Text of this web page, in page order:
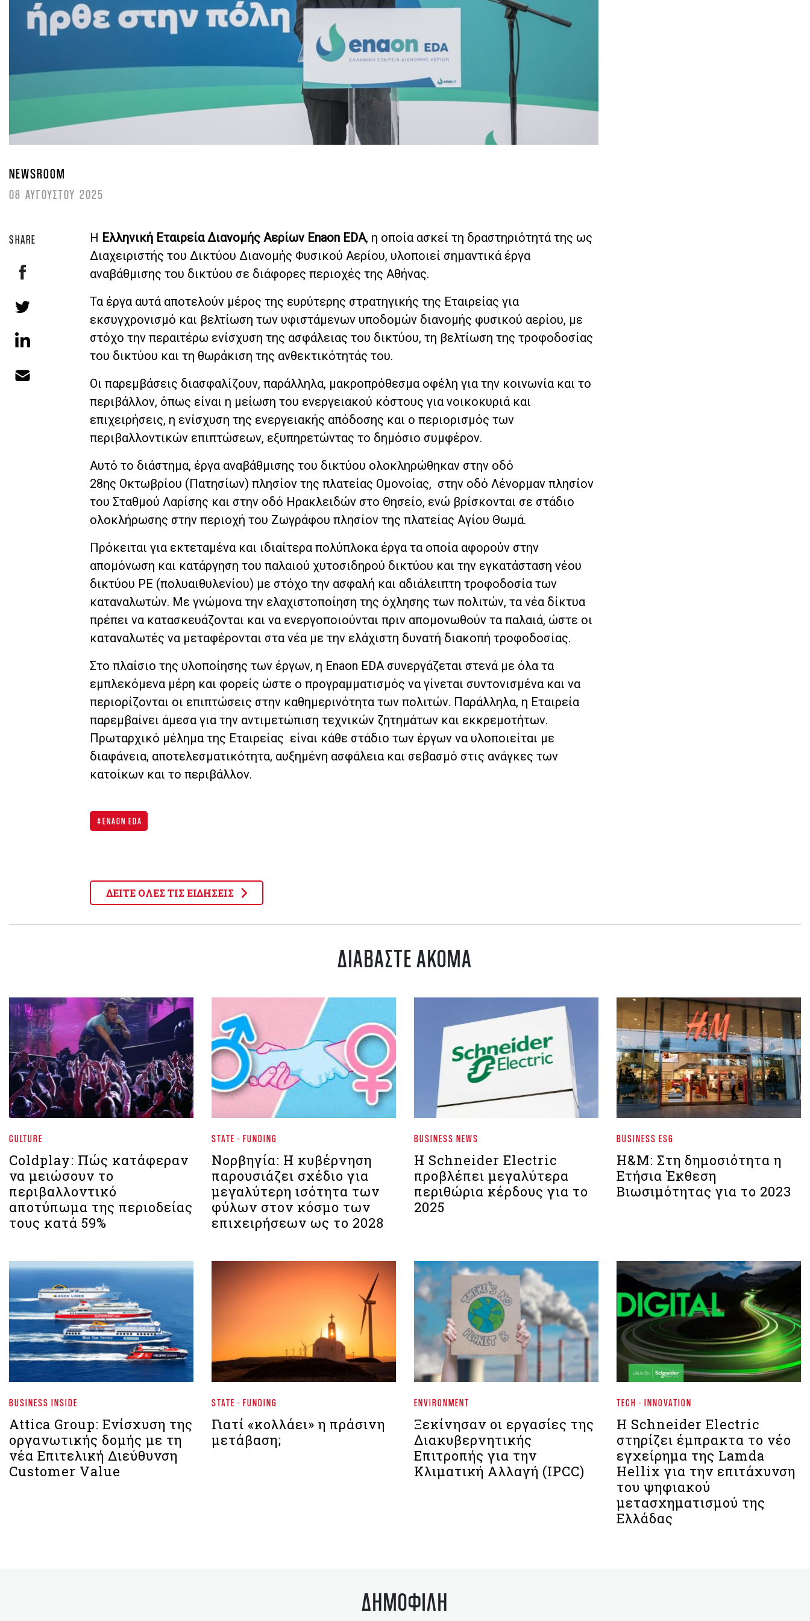
NEWSROOM
08 ΑΥΓΟΥΣΤΟΥ 2025
SHARE Η Ελληνική Εταιρεία Διανομής Αερίων Enaon EDA, η οποία ασκεί τη δραστηριότητά της ως
Διαχειριστής του Δικτύου Διανομής Φυσικού Αερίου, υλοποιεί σημαντικά έργα
αναβάθμισης του δικτύου σε διάφορες περιοχές της Αθήνας.
Τα έργα αυτά αποτελούν μέρος της ευρύτερης στρατηγικής της Εταιρείας για
εκσυγχρονισμό και βελτίωση των υφιστάμενων υποδομών διανομής φυσικού αερίου, με
στόχο την περαιτέρω ενίσχυση της ασφάλειας του δικτύου, τη βελτίωση της τροφοδοσίας
του δικτύου και τη θωράκιση της ανθεκτικότητάς του.
Οι παρεμβάσεις διασφαλίζουν, παράλληλα, μακροπρόθεσμα οφέλη για την κοινωνία και το
περιβάλλον, όπως είναι η μείωση του ενεργειακού κόστους για νοικοκυριά και
επιχειρήσεις, η ενίσχυση της ενεργειακής απόδοσης και ο περιορισμός των
περιβαλλοντικών επιπτώσεων, εξυπηρετώντας το δημόσιο συμφέρον.
Αυτό το διάστημα, έργα αναβάθμισης του δικτύου ολοκληρώθηκαν στην οδό
28ης Οκτωβρίου (Πατησίων) πλησίον της πλατείας Ομονοίας, στην οδό Λένορμαν πλησίον
του Σταθμού Λαρίσης και στην οδό Ηρακλειδών στο Θησείο, ενώ βρίσκονται σε στάδιο
ολοκλήρωσης στην περιοχή του Ζωγράφου πλησίον της πλατείας Αγίου Θωμά.
Πρόκειται για εκτεταμένα και ιδιαίτερα πολύπλοκα έργα τα οποία αφορούν στην
απομόνωση και κατάργηση του παλαιού χυτοσιδηρού δικτύου και την εγκατάσταση νέου
δικτύου PE (πολυαιθυλενίου) με στόχο την ασφαλή και αδιάλειπτη τροφοδοσία των
καταναλωτών. Με γνώμονα την ελαχιστοποίηση της όχλησης των πολιτών, τα νέα δίκτυα
πρέπει να κατασκευάζονται και να ενεργοποιούνται πριν απομονωθούν τα παλαιά, ώστε οι
καταναλωτές να μεταφέρονται στα νέα με την ελάχιστη δυνατή διακοπή τροφοδοσίας.
Στο πλαίσιο της υλοποίησης των έργων, η Enaon EDA συνεργάζεται στενά με όλα τα
εμπλεκόμενα μέρη και φορείς ώστε ο προγραμματισμός να γίνεται συντονισμένα και να
περιορίζονται οι επιπτώσεις στην καθημερινότητα των πολιτών. Παράλληλα, η Εταιρεία
παρεμβαίνει άμεσα για την αντιμετώπιση τεχνικών ζητημάτων και εκκρεμοτήτων.
Πρωταρχικό μέλημα της Εταιρείας είναι κάθε στάδιο των έργων να υλοποιείται με
διαφάνεια, αποτελεσματικότητα, αυξημένη ασφάλεια και σεβασμό στις ανάγκες των
κατοίκων και το περιβάλλον.
ENAON EDA
ΔΕΙΤΕ ΟΛΕΣ ΤΙΣ ΕΙΔΗΣΕΙΣ
ΔΙΑΒΑΣΤΕ ΑΚΟΜΑ
CULTURE
Coldplay: Πώς κατάφεραν
να μειώσουν το
περιβαλλοντικό
αποτύπωμα της περιοδείας
τους κατά 59%
STATE - FUNDING
Νορβηγία: Η κυβέρνηση
παρουσιάζει σχέδιο για
μεγαλύτερη ισότητα των
φύλων στον κόσμο των
επιχειρήσεων ως το 2028
BUSINESS NEWS
Η Schneider Electric
προβλέπει μεγαλύτερα
περιθώρια κέρδους για το
2025
BUSINESS ESG
H&M: Στη δημοσιότητα η
Ετήσια Έκθεση
Βιωσιμότητας για το 2023
BUSINESS INSIDE
Attica Group: Ενίσχυση της
οργανωτικής δομής με τη
νέα Επιτελική Διεύθυνση
Customer Value
STATE - FUNDING
Γιατί «κολλάει» η πράσινη
μετάβαση;
ENVIRONMENT
Ξεκίνησαν οι εργασίες της
Διακυβερνητικής
Επιτροπής για την
Κλιματική Αλλαγή (IPCC)
TECH - INNOVATION
Η Schneider Electric
στηρίζει έμπρακτα το νέο
εγχείρημα της Lamda
Hellix για την επιτάχυνση
του ψηφιακού
μετασχηματισμού της
Ελλάδας
ΔΗΜΟΦΙΛΗ